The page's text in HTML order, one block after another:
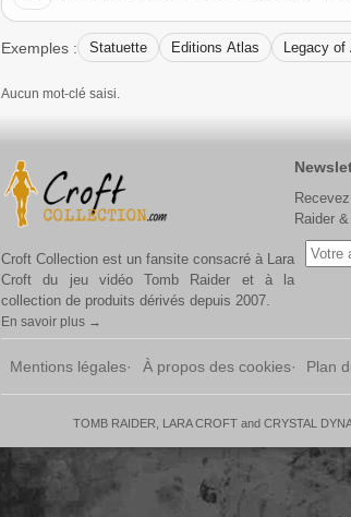
Exemples : Statuette Editions Atlas Legacy of
Aucun mot-clé saisi.
Croft Collection est un fansite consacré à Lara
Croft du jeu vidéo Tomb Raider et à la
collection de produits dérivés depuis 2007.
En savoir plus →
Raider
Mentions légales À propos des cookies Plan
TOMB RAIDER, LARA CROFT and CRYSTAL